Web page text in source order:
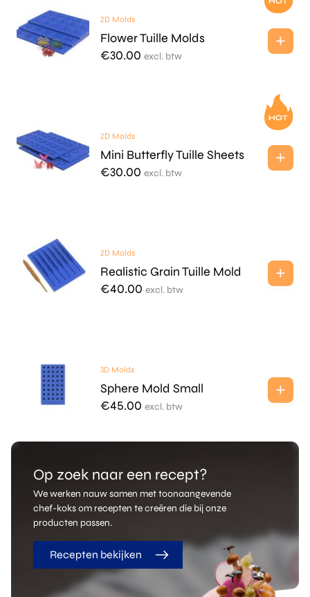
2D Molds
Flower Tuille Molds
€30.00 excl. btw
2D Molds
Mini Butterfly Tuille Sheets
€30.00 excl. btw
2D Molds
Realistic Grain Tuille Mold
€40.00 excl. btw
3D Molds
Sphere Mold Small
€45.00 excl. btw
Op zoek naar een recept?
We werken nauw samen met toonaangevende
chef-koks om recepten te creëren die bij onze
producten passen.
Recepten bekijken